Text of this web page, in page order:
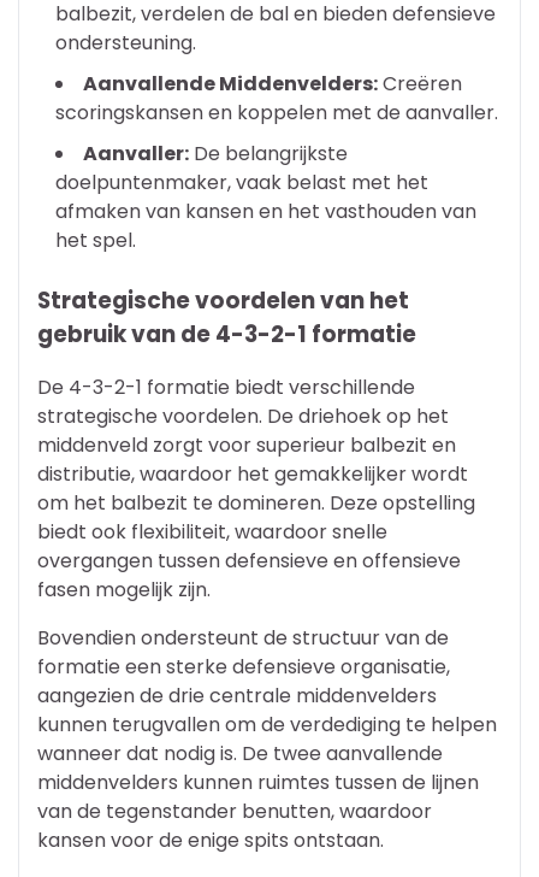
balbezit, verdelen de bal en bieden defensieve
ondersteuning.
Aanvallende Middenvelders:Creëren
scoringskansen en koppelen met de aanvaller.
Aanvaller: De belangrijkste
doelpuntenmaker, vaak belast met het
afmaken van kansen en het vasthouden van
het spel.
Strategische voordelen van het
gebruik van de 4-3-2-1 formatie
De 4-3-2-1 formatie biedt verschillende
strategische voordelen. De driehoek op het
middenveld zorgt voor superieur balbezit en
distributie, waardoor het gemakkelijker wordt
om het balbezit te domineren. Deze opstelling
biedt ook flexibiliteit, waardoor snelle
overgangen tussen defensieve en offensieve
fasen mogelijk zijn.
Bovendien ondersteunt de structuur van de
formatie een sterke defensieve organisatie,
aangezien de drie centrale middenvelders
kunnen terugvallen om de verdediging te helpen
wanneer dat nodig is. De twee aanvallende
middenvelders kunnen ruimtes tussen de lijnen
van de tegenstander benutten, waardoor
kansen voor de enige spits ontstaan.